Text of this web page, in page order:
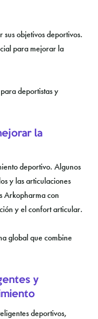
sus objetivos deportivos.
para mejorar la
deportistas y
la
deportivo. Algunos
y las articulaciones
Arkopharma con
y el confort articular.
global que combine
y
deportivos,